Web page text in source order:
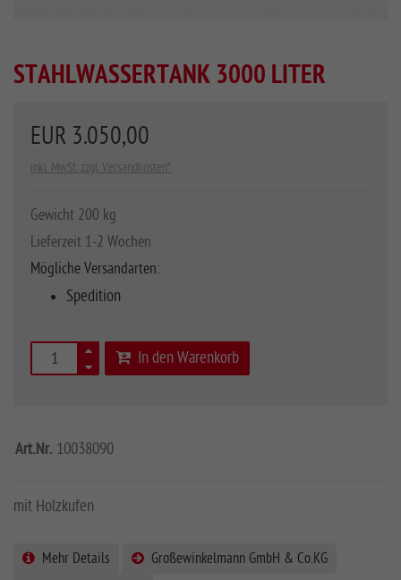
STAHLWASSERTANK 3000 LITER
EUR 3.050,00
inkl. MwSt. zzgl. Versandkosten*
Gewicht 200 kg
Lieferzeit 1-2 Wochen
Mögliche Versandarten:
Spedition
In den Warenkorb
Art.Nr. 10038090
mit Holzkufen
Mehr Details
Großewinkelmann GmbH & Co.KG